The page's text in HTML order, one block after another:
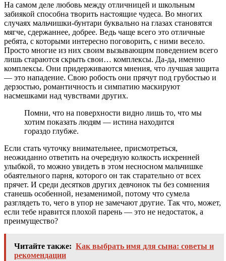
На самом деле любовь между отличницей и школьным
забиякой способна творить настоящие чудеса. Во многих
случаях мальчишки-бунтари буквально на глазах становятся
мягче, сдержаннее, добрее. Ведь чаще всего это отличные
ребята, с которыми интересно поговорить, с ними весело.
Просто многие из них своим вызывающим поведением всего
лишь стараются скрыть свои… комплексы. Да-да, именно
комплексы. Они придерживаются мнения, что лучшая защита
— это нападение. Свою робость они прячут под грубостью и
дерзостью, романтичность и симпатию маскируют
насмешками над чувствами других.
Помни, что на поверхности видно лишь то, что мы
хотим показать людям — истина находится
гораздо глубже.
Если стать чуточку внимательнее, присмотреться,
неожиданно ответить на очередную колкость искренней
улыбкой, то можно увидеть в этом несносном мальчишке
обаятельного парня, которого он так старательно от всех
прячет. И среди десятков других девчонок ты без сомнения
станешь особенной, незаменимой, потому что сумела
разглядеть то, чего в упор не замечают другие. Так что, может,
если тебе нравится плохой парень — это не недостаток, а
преимущество?
Читайте также: Как выбрать имя для сына: советы и
рекомендации